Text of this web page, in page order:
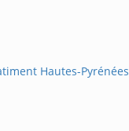
Hautes-Pyrénées